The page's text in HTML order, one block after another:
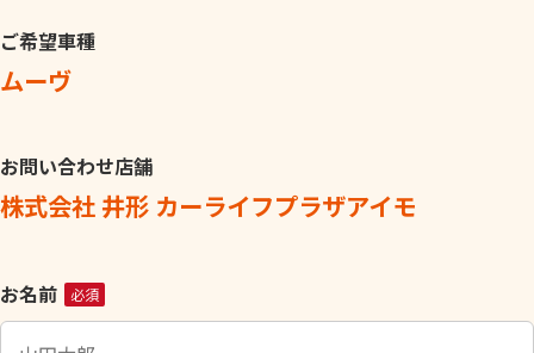
ご希望車種
ムーヴ
お問い合わせ店舗
株式会社 井形 カーライフプラザアイモ
こ
の
お名前 必須